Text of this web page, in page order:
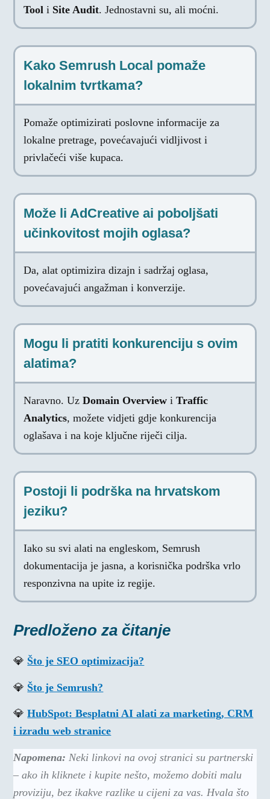
Tool i Site Audit. Jednostavni su, ali moćni.
Kako Semrush Local pomaže
lokalnim tvrtkama?
Pomaže optimizirati poslovne informacije za
lokalne pretrage, povećavajući vidljivost i
privlačeći više kupaca.
Može li AdCreative ai poboljšati
učinkovitost mojih oglasa?
Da, alat optimizira dizajn i sadržaj oglasa,
povećavajući angažman i konverzije.
Mogu li pratiti konkurenciju s ovim
alatima?
Naravno. UzDomain Overview iTraffic
Analytics, možete vidjeti gdje konkurencija
oglašava i na koje ključne riječi cilja.
Postoji li podrška na hrvatskom
jeziku?
Iako su svi alati na engleskom, Semrush
dokumentacija je jasna, a korisnička podrška vrlo
responzivna na upite iz regije.
Predloženo za čitanje
💎 Što je SEO optimizacija?
💎 Što je Semrush?
💎HubSpot: Besplatni AI alati za marketing, CRM
i izradu web stranice
Napomena: Neki linkovi na ovoj stranici su partnerski
– ako ih kliknete i kupite nešto, možemo dobiti malu
proviziju, bez ikakve razlike u cijeni za vas. Hvala što